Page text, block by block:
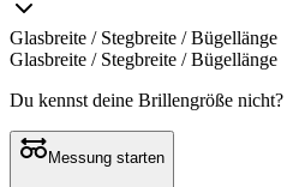
Glasbreite / Stegbreite / Bügellänge
Glasbreite / Stegbreite / Bügellänge
Du kennst deine Brillengröße nicht?
Messung starten